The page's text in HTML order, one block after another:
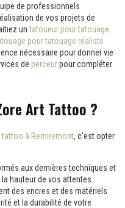
de professionnels
de vos projets de
untatoueur pour tatouage
pour tatouage réaliste
nécessaire pour donner vie
de perceurpour compléter
Art Tattoo ?
tattoo à Remiremont, c'est opter
aux dernières techniques et
hauteur de vos attentes.
des encres et des matériels
et la durabilité de votre